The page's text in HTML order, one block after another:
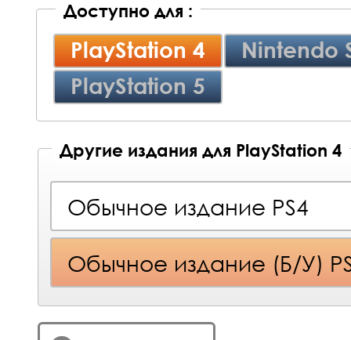
Доступно для :
PlayStation 4
Nintendo
PlayStation 5
Другие издания для PlayStation 4
Обычное издание PS4
Обычное издание (Б/У)